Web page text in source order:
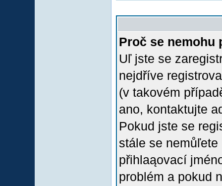
Proč se nemohu
Uľ jste se
nejdříve
(v takovém
ano, kontaktujte
Pokud jste se
stále se
přihlaąovací
problém a pokud